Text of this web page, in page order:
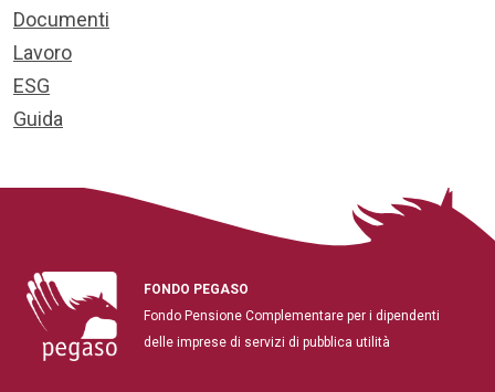
Documenti
Lavoro
ESG
Guida
FONDO PEGASO
Fondo Pensione Complementare per i dipendenti
delle imprese di servizi di pubblica utilità